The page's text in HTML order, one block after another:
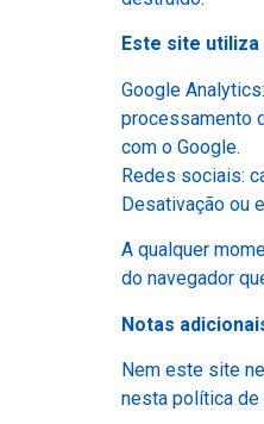
Este site
Google
processamento
com o Google.
Redes sociais:
Desativação ou
A qualquer
do navegador
Notas
Nem este site
nesta política